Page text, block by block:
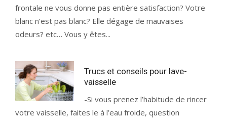
frontale ne vous donne pas entière satisfaction? Votre
blanc n’est pas blanc? Elle dégage de mauvaises
odeurs? etc… Vous y êtes...
Trucs et conseils pour lave-
vaisselle
-Si vous prenez l’habitude de rincer
votre vaisselle, faites le à l’eau froide, question